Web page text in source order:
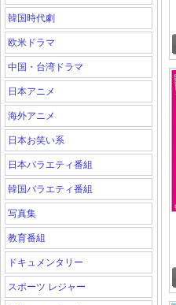
韓国時代劇
欧米ドラマ
中国・台湾ドラマ
日本アニメ
海外アニメ
日本お笑い系
日本バラエティ番組
韓国バラエティ番組
写真集
教育番組
ドキュメンタリー
スポーツ レジャー